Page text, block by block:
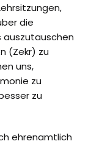
die
auszutauschen
(Zekr) zu
uns,
zu
zu
ehrenamtlich